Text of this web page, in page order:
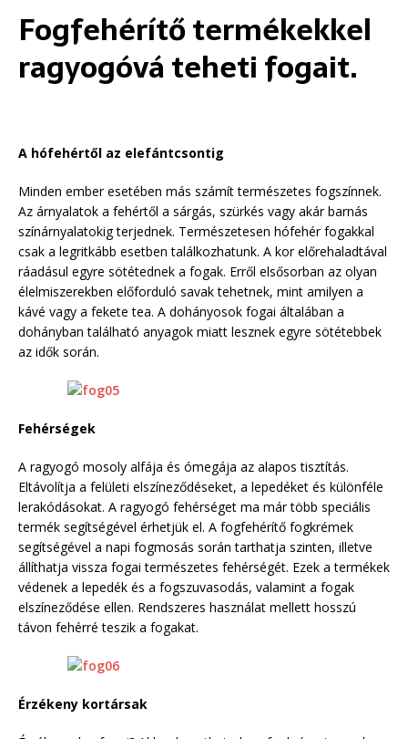
Fogfehérítő termékekkel
ragyogóvá teheti fogait.
A hófehértől az elefántcsontig
Minden ember esetében más számít természetes fogszínnek.
Az árnyalatok a fehértől a sárgás, szürkés vagy akár barnás
színárnyalatokig terjednek. Természetesen hófehér fogakkal
csak a legritkább esetben találkozhatunk. A kor előrehaladtával
ráadásul egyre sötétednek a fogak. Erről elsősorban az olyan
élelmiszerekben előforduló savak tehetnek, mint amilyen a
kávé vagy a fekete tea. A dohányosok fogai általában a
dohányban található anyagok miatt lesznek egyre sötétebbek
az idők során.
Fehérségek
A ragyogó mosoly alfája és ómegája az alapos tisztítás.
Eltávolítja a felületi elszíneződéseket, a lepedéket és különféle
lerakódásokat. A ragyogó fehérséget ma már több speciális
termék segítségével érhetjük el. A fogfehérítő fogkrémek
segítségével a napi fogmosás során tarthatja szinten, illetve
állíthatja vissza fogai természetes fehérségét. Ezek a termékek
védenek a lepedék és a fogszuvasodás, valamint a fogak
elszíneződése ellen. Rendszeres használat mellett hosszú
távon fehérré teszik a fogakat.
Érzékeny kortársak